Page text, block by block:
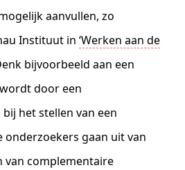
aanvullen, zo
Instituut in‘Werken aan de
bijvoorbeeld aan een
door een
het stellen van een
onderzoekers gaan uit van
van complementaire